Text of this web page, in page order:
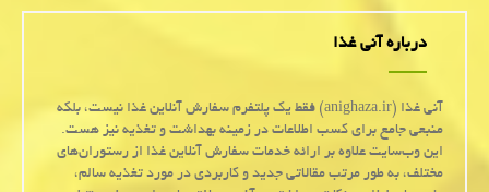
درباره آنی غذا
آنی غذا (anighaza.ir) فقط یک پلتفرم سفارش آنلاین غذا نیست، بلکه
منبعی جامع برای کسب اطلاعات در زمینه بهداشت و تغذیه نیز هست.
این وب‌سایت علاوه بر ارائه خدمات سفارش آنلاین غذا از رستوران‌های
مختلف، به طور مرتب مقالاتی جدید و کاربردی در مورد تغذیه سالم،